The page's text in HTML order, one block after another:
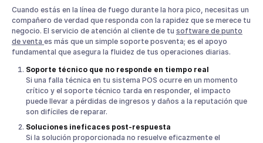
Cuando estás en la línea de fuego durante la hora pico, necesitas un
compañero de verdad que responda con la rapidez que se merece tu
negocio. El servicio de atención al cliente de tu software de punto
de venta es más que un simple soporte posventa; es el apoyo
fundamental que asegura la fluidez de tus operaciones diarias.
Soporte técnico que no responde en tiempo real
Si una falla técnica en tu sistema POS ocurre en un momento
crítico y el soporte técnico tarda en responder, el impacto
puede llevar a pérdidas de ingresos y daños a la reputación que
son difíciles de reparar.
Soluciones ineficaces post-respuesta
Si la solución proporcionada no resuelve eficazmente el